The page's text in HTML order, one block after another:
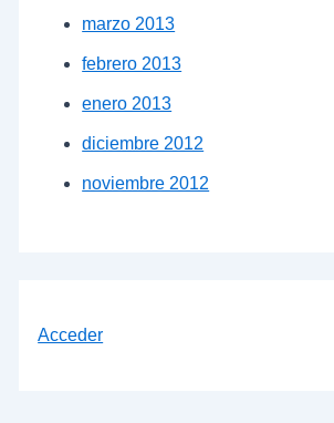
marzo 2013
febrero 2013
enero 2013
diciembre 2012
noviembre 2012
Acceder